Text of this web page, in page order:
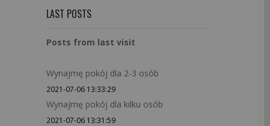
LAST POSTS
Posts from last visit
Wynajmę pokój dla 2-3 osób
2021-07-06 13:33:29
Wynajmę pokój dla kilku osób
2021-07-06 13:31:59